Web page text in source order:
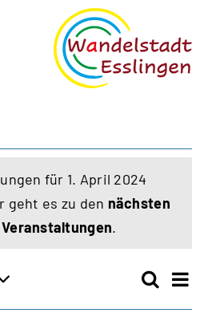
für 1. April 2024
geht es zu den nächsten
.
Suche
Tag